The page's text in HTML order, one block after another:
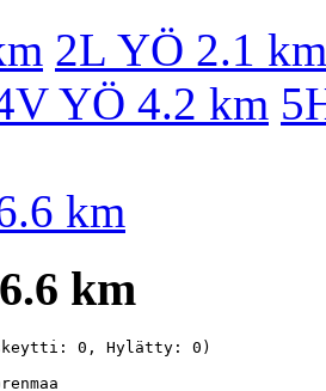
2L YÖ 2.1 km
YÖ 4.2 km
km
km
0, Hylätty: 0)